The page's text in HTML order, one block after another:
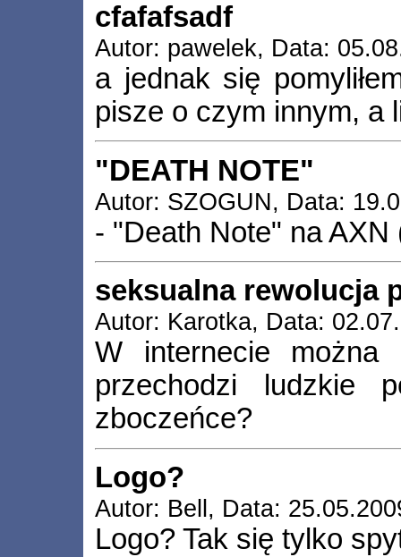
cfafafsadf
Autor: pawelek, Data:
a jednak się
pisze o czym innym, a
"DEATH NOTE"
Autor: SZOGUN, Data:
- "Death Note" na
seksualna rewolucja
Autor: Karotka, Data:
W internecie można
przechodzi ludzkie
zboczeńce?
Logo?
Autor: Bell, Data:
Logo? Tak się tylko